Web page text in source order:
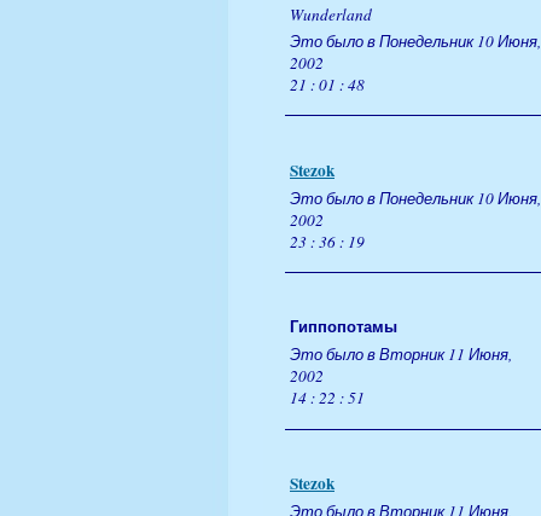
Wunderland
Это было в Понедельник 10 Июня,
2002
21 : 01 : 48
Stezok
Это было в Понедельник 10 Июня,
2002
23 : 36 : 19
Гиппопотамы
Это было в Вторник 11 Июня,
2002
14 : 22 : 51
Stezok
Это было в Вторник 11 Июня,